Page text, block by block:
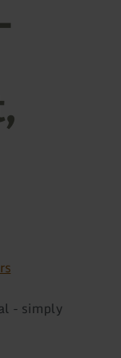
- simply